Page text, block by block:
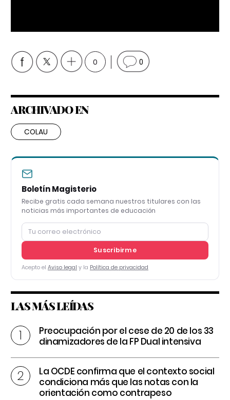
0 0
ARCHIVADO EN
COLAU
Boletín Magisterio
Recibe gratis cada semana nuestros titulares con las
noticias más importantes de educación
Suscribirme
Acepto el Aviso legal y la Política de privacidad
LAS MÁS LEÍDAS
Preocupación por el cese de 20 de los 33
dinamizadores de la FP Dual intensiva
La OCDE confirma que el contexto social
condiciona más que las notas con la
orientación como contrapeso